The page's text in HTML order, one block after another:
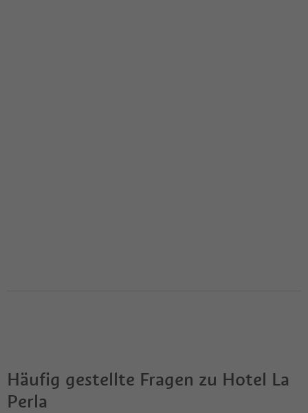
Häufig gestellte Fragen zu Hotel La
Perla